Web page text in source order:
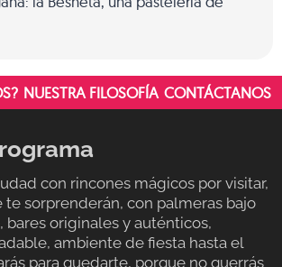
NUESTRA FILOSOFÍA CONTÁCTANOS
con rincones mágicos por visitar,
te sorprenderán, con palmeras bajo
bares originales y auténticos,
ambiente de fiesta hasta el
para quedarte, porque no querrás